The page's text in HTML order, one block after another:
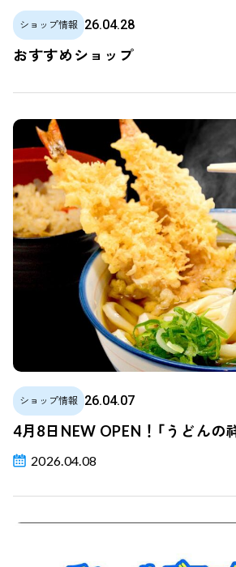
ショップ情報 26.04.28
おすすめショップ
ショップ情報 26.04.07
4月8日NEW OPEN！「うどんの
2026.04.08